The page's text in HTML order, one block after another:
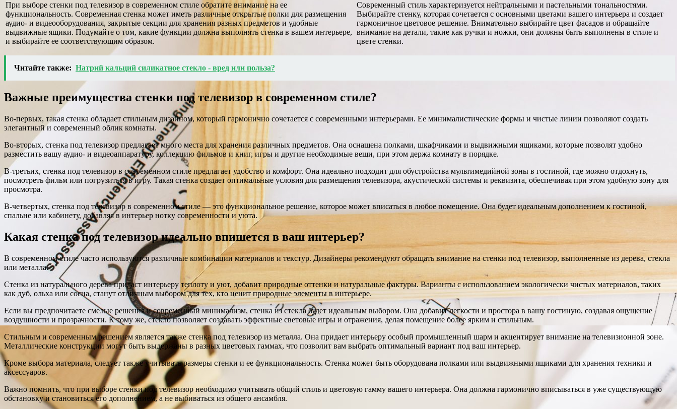
При выборе стенки под телевизор в современном стиле обратите внимание на ее
функциональность. Современная стенка может иметь различные открытые полки для размещения
аудио- и видеооборудования, закрытые секции для хранения разных предметов и удобные
выдвижные ящики. Подумайте о том, какие функции должна выполнять стенка в вашем интерьере,
и выбирайте ее соответствующим образом.
Современный стиль характеризуется нейтральными и пастельными тональностями.
Выбирайте стенку, которая сочетается с основными цветами вашего интерьера и создает
гармоничное цветовое решение. Внимательно выбирайте цвет фасадов и обращайте
внимание на детали, такие как ручки и ножки, они должны быть выполнены в стиле и
цвете стенки.
Читайте также: Натрий кальций силикатное стекло - вред или польза?
Важные преимущества стенки под телевизор в современном стиле?
Во-первых, такая стенка обладает стильным дизайном, который гармонично сочетается с современными интерьерами. Ее минималистические формы и чистые линии позволяют создать
элегантный и современный облик комнаты.
Во-вторых, стенка под телевизор предлагает много места для хранения различных предметов. Она оснащена полками, шкафчиками и выдвижными ящиками, которые позволят удобно
разместить вашу аудио- и видеоаппаратуру, коллекцию фильмов и книг, игры и другие необходимые вещи, при этом держа комнату в порядке.
В-третьих, стенка под телевизор в современном стиле предлагает удобство и комфорт. Она идеально подходит для обустройства мультимедийной зоны в гостиной, где можно отдохнуть,
посмотреть фильм или погрузиться в игру. Такая стенка создает оптимальные условия для размещения телевизора, акустической системы и реквизита, обеспечивая при этом удобную зону для
просмотра.
В-четвертых, стенка под телевизор в современном стиле — это функциональное решение, которое может вписаться в любое помещение. Она будет идеальным дополнением к гостиной,
спальне или кабинету, добавляя в интерьер нотку современности и уюта.
Какая стенка под телевизор идеально впишется в ваш интерьер?
В современном стиле часто используются различные комбинации материалов и текстур. Дизайнеры рекомендуют обращать внимание на стенки под телевизор, выполненные из дерева, стекла
или металла.
Стенка из натурального дерева придаст интерьеру теплоту и уют, добавит природные оттенки и натуральные фактуры. Варианты с использованием экологически чистых материалов, таких
как дуб, ольха или сосна, станут отличным выбором для тех, кто ценит природные элементы в интерьере.
Если вы предпочитаете смелые решения и современный минимализм, стенка из стекла будет идеальным выбором. Она добавит легкости и простора в вашу гостиную, создавая ощущение
воздушности и прозрачности. К тому же, стекло позволяет создавать эффектные световые игры и отражения, делая помещение более ярким и стильным.
Стильным и современным решением является также стенка под телевизор из металла. Она придает интерьеру особый промышленный шарм и акцентирует внимание на телевизионной зоне.
Металлические конструкции могут быть выдержаны в разных цветовых гаммах, что позволит вам выбрать оптимальный вариант под ваш интерьер.
Кроме выбора материала, следует также учитывать размеры стенки и ее функциональность. Стенка может быть оборудована полками или выдвижными ящиками для хранения техники и
аксессуаров.
Важно помнить, что при выборе стенки под телевизор необходимо учитывать общий стиль и цветовую гамму вашего интерьера. Она должна гармонично вписываться в уже существующую
обстановку и становиться его дополнением, а не выбиваться из общего ансамбля.